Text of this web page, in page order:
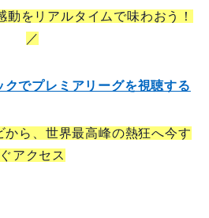
動をリアルタイムで味わおう！
／
でプレミアリーグを視聴する
から、世界最高峰の熱狂へ今す
ぐアクセス